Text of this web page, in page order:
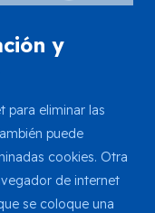
y
para eliminar las
puede
cookies. Otra
de internet
se coloque una